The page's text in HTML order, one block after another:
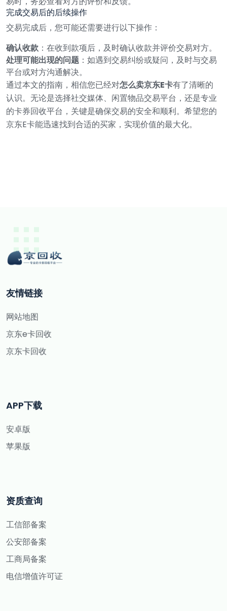
完成交易后的后续操作
交易完成后，您可能还需要进行以下操作：
确认收款：在收到款项后，及时确认收款并评价交易对方。
处理可能出现的问题 ：如遇到交易纠纷或疑问，及时与交易
平台或对方沟通解决。
通过本文的指南，相信您已经对怎么卖京东E卡有了清晰的
认识。无论是选择社交媒体、闲置物品交易平台，还是专业
的卡券回收平台，关键是确保交易的安全和顺利。希望您的
京东E卡能迅速找到合适的买家，实现价值的最大化。
友情链接
网站地图
京东e卡回收
京东卡回收
APP下载
安卓版
苹果版
资质查询
工信部备案
公安部备案
工商局备案
电信增值许可证